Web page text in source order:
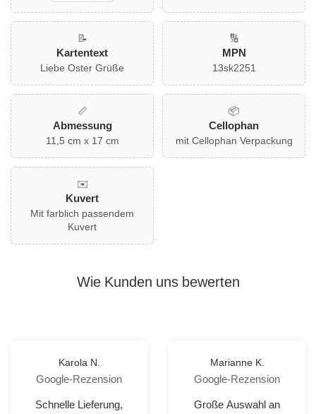
📝
Kartentext
Liebe Oster Grüße
🔢
MPN
13sk2251
📏
Abmessung
11,5 cm x 17 cm
📦
Cellophan
mit Cellophan Verpackung
✉️
Kuvert
Mit farblich passendem
Kuvert
Wie Kunden uns bewerten
Karola N.
Google-Rezension
Schnelle Lieferung,
Marianne K.
Google-Rezension
Große Auswahl an